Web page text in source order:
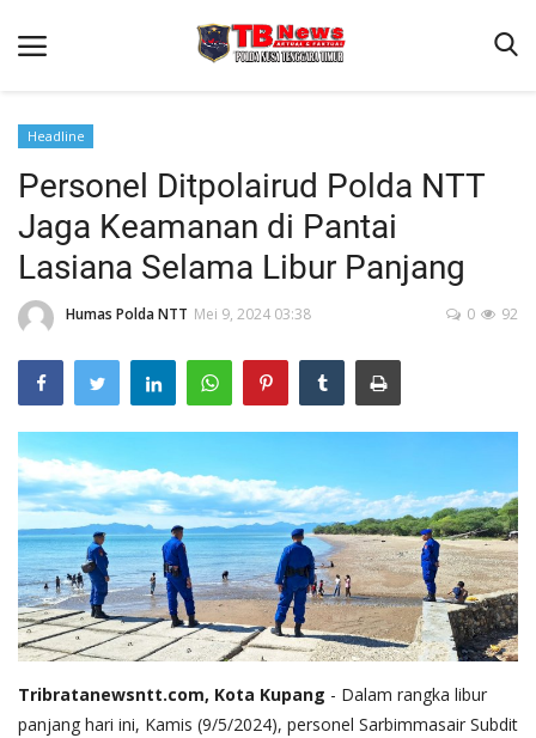
Beranda
Binkam
Terms & Conditions
Reskrim
Lantas
Polisi Kita
Mitra Polisi
Giat Ops
Link Polda NTT
Headline
Personel Ditpolairud Polda NTT
Jaga Keamanan di Pantai
Lasiana Selama Libur Panjang
Humas Polda NTT Mei 9, 2024 03:38 92
0
Tribratanewsntt.com, Kota Kupang - Dalam rangka libur
panjang hari ini, Kamis (9/5/2024), personel Sarbimmasair Subdit